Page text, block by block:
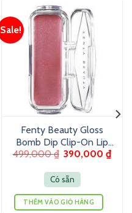
Sale!
Fenty Beauty Gloss
Bomb Dip Clip-On Lip
Luminizer 6g – Son
499,000₫ 390,000₫
Có sẵn
THÊM VÀO GIỎ HÀNG